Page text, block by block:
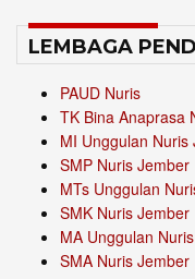
LEMBAGA
PAUD Nuris
TK Bina Anaprasa
MI Unggulan Nuris
SMP Nuris Jember
MTs Unggulan
SMK Nuris Jember
MA Unggulan
SMA Nuris Jember